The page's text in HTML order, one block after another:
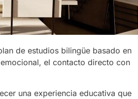
de estudios bilingüe basado en
el contacto directo con
una experiencia educativa que